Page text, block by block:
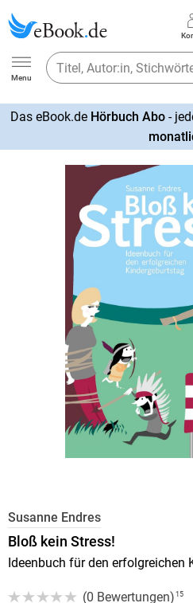
Ebook.de
Menu
Das eBook.de Hörbuch Abo-
Susanne Endres
Bloß kein Stress!
Ideenbuch für den erfolgreichen
(0 Bewertungen) 15